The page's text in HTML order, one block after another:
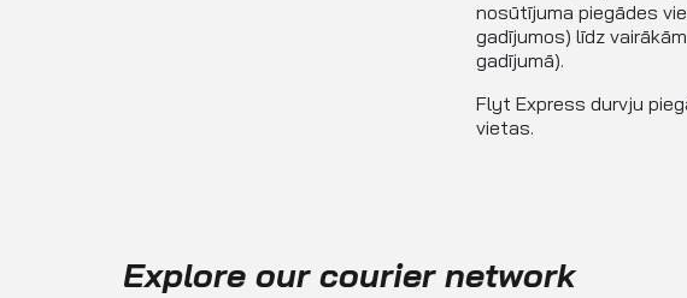
nosūtījuma piegādes
gadījumos) līdz
gadījumā).
Flyt Express durvju
vietas.
Explore our courier network